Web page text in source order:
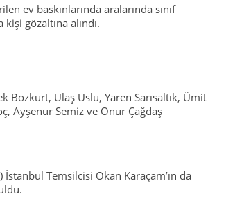
ev baskınlarında aralarında sınıf
gözaltına alındı.
Bozkurt, Ulaş Uslu, Yaren Sarısaltık, Ümit
Ayşenur Semiz ve Onur Çağdaş
İstanbul Temsilcisi Okan Karaçam’ın da